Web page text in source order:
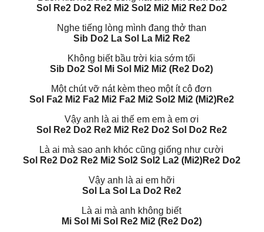
Sol Re2 Do2 Re2 Mi2 Sol2 Mi2 Mi2 Re2 Do2
Nghe tiếng lòng mình đang thở than
Sib Do2 La Sol La Mi2 Re2
Không biết bầu trời kia sớm tối
Sib Do2 Sol Mi Sol
Mi2 Mi2 (Re2 Do2)
Một chút vỡ nát kèm theo một ít cô đơn
Sol Fa2 Mi2 Fa2 Mi2 Fa2 Mi2 Sol2 Mi2 (Mi2)Re2
Vậy anh là ai thế em em à em ơi
Sol Re2 Do2 Re2 Mi2 Re2 Do2 Sol Do2 Re2
Là ai mà sao anh khóc cũng giống như cười
Sol Re2 Do2 Re2 Mi2 Sol2 Sol2 La2 (Mi2)Re2 Do2
Vậy anh là ai em hỡi
Sol La Sol La Do2 Re2
Là ai mà anh không biết
Mi Sol Mi Sol Re2 Mi2 (Re2 Do2)